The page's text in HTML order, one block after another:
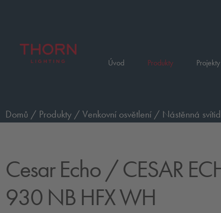
Úvod Produkty
Domů / Produkty /Venkovní osvětlení / Nástěnná
Cesar Echo / CESAR
930 NB HFX WH